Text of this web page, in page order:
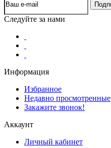
Следуйте за нами
Информация
Избранное
Недавно просмотренные
Закажите звонок!
Аккаунт
Личный кабинет